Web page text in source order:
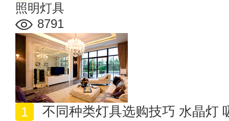
照明灯具
8791